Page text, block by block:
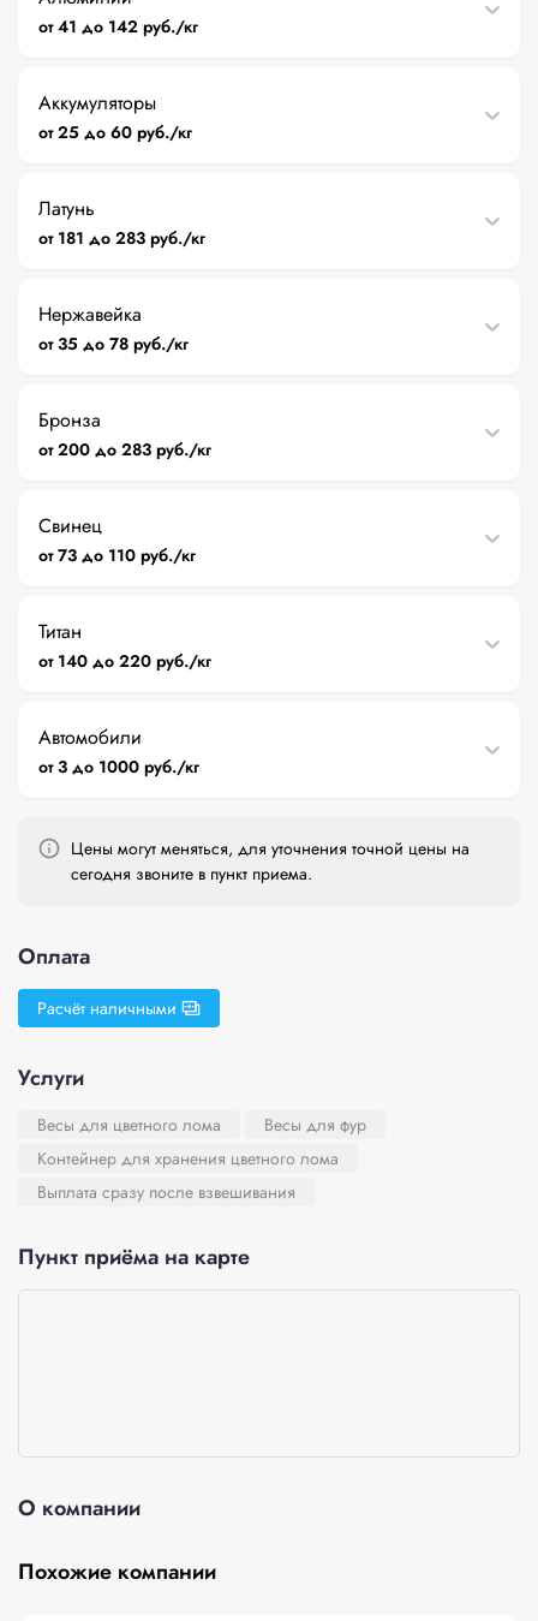
от 41 до 142 руб./кг
Аккумуляторы
от 25 до 60 руб./кг
Латунь
от 181 до 283 руб./кг
Нержавейка
от 35 до 78 руб./кг
Бронза
от 200 до 283 руб./кг
Свинец
от 73 до 110 руб./кг
Титан
от 140 до 220 руб./кг
Автомобили
от 3 до 1000 руб./кг
Цены могут меняться, для уточнения точной цены на
сегодня звоните в пункт приема.
Оплата
Расчёт наличными
Услуги
Весы для цветного лома
Весы для фур
Контейнер для хранения цветного лома
Выплата сразу после взвешивания
Пункт приёма на карте
О компании
Похожие компании